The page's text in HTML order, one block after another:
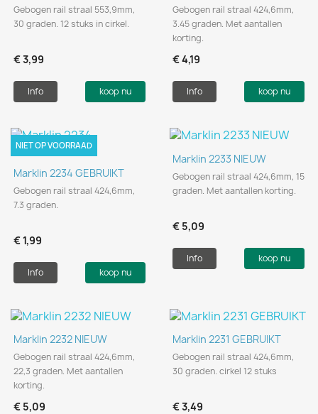
Gebogen rail straal 553,9mm,
30 graden. 12 stuks in cirkel.
€ 3,99
Info koop nu
Gebogen rail straal 424,6mm,
3.45 graden. Met aantallen
korting.
€ 4,19
Info koop nu
Marklin 2234 GEBRUIKT
Gebogen rail straal 424,6mm,
7.3 graden.
€ 1,99
Info koop nu
NIET OP VOORRAAD
Marklin 2233 NIEUW
Gebogen rail straal 424,6mm, 15
graden. Met aantallen korting.
€ 5,09
Info koop nu
Marklin 2232 NIEUW
Gebogen rail straal 424,6mm,
22,3 graden. Met aantallen
korting.
€ 5,09
Marklin 2231 GEBRUIKT
Gebogen rail straal 424,6mm,
30 graden. cirkel 12 stuks
€ 3,49